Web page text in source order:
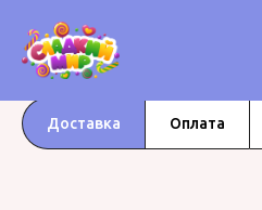
Доставка Оплата